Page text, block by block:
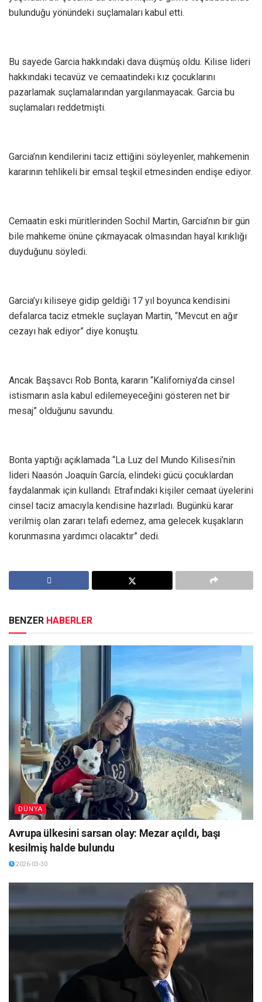
bulunduğu yönündeki suçlamaları kabul etti.
Bu sayede Garcia hakkındaki dava düşmüş oldu. Kilise lideri
hakkındaki tecavüz ve cemaatindeki kız çocuklarını
pazarlamak suçlamalarından yargılanmayacak. Garcia bu
suçlamaları reddetmişti.
Garcia’nın kendilerini taciz ettiğini söyleyenler, mahkemenin
kararının tehlikeli bir emsal teşkil etmesinden endişe ediyor.
Cemaatin eski müritlerinden Sochil Martin, Garcia’nın bir gün
bile mahkeme önüne çıkmayacak olmasından hayal kırıklığı
duyduğunu söyledi.
Garcia’yı kiliseye gidip geldiği 17 yıl boyunca kendisini
defalarca taciz etmekle suçlayan Martin, “Mevcut en ağır
cezayı hak ediyor” diye konuştu.
Ancak Başsavcı Rob Bonta, kararın “Kaliforniya’da cinsel
istismarın asla kabul edilemeyeceğini gösteren net bir
mesaj” olduğunu savundu.
Bonta yaptığı açıklamada “La Luz del Mundo Kilisesi’nin
lideri Naasón Joaquín García, elindeki gücü çocuklardan
faydalanmak için kullandı. Etrafındaki kişiler cemaat üyelerini
cinsel taciz amacıyla kendisine hazırladı. Bugünkü karar
verilmiş olan zararı telafi edemez, ama gelecek kuşakların
korunmasına yardımcı olacaktır” dedi.
BENZER HABERLER
DÜNYA
Avrupa ülkesini sarsan olay: Mezar açıldı, başı
kesilmiş halde bulundu
2026-03-30